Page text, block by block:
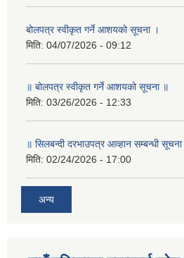
बोलपत्र स्वीकृत गर्ने आशयको सूचना ।
मिति: 04/07/2026 - 09:12
॥ बोलपत्र स्वीकृत गर्ने आशयको सूचना ॥
मिति: 03/26/2026 - 12:33
॥ सिलबन्दी दरभाउपत्र आव्हान सम्बन्धी
मिति: 02/24/2026 - 17:00
अन्य